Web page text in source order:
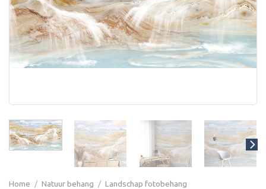
Home / Natuur behang / Landschap fotobehang